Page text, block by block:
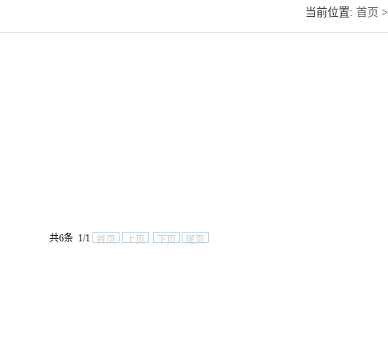
当前位置: 首页 >
共6条 1/1 首页 上页 下页 尾页